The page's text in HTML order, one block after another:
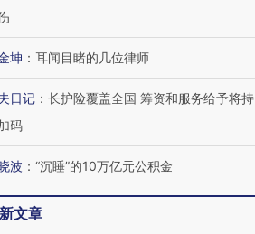
坤 ： 耳闻目睹的几位律师
日记 ： 长护险覆盖全国 筹资和服务给予将持
码
波 ： “沉睡”的10万亿元公积金
文章